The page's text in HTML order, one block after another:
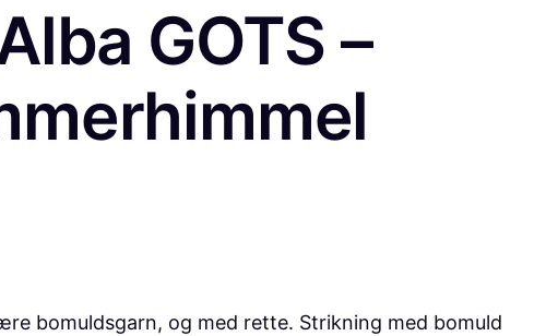
GOTS –
bomuldsgarn, og med rette. Strikning med bomuld